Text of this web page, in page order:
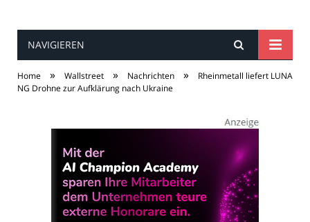
NAVIGIEREN
Home » Wallstreet » Nachrichten »
Rheinmetall liefert LUNA
NG Drohne zur Aufklärung nach Ukraine